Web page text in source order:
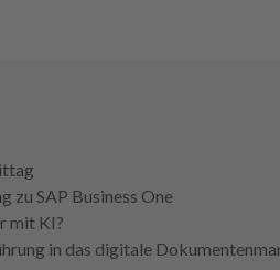
zu SAP Business One
mit KI?
in das digitale